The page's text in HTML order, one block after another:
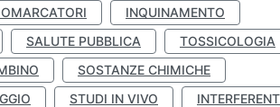
INQUINAMENTO
SALUTE PUBBLICA
TOSSICOLOGIA
SOSTANZE CHIMICHE
STUDI IN VIVO